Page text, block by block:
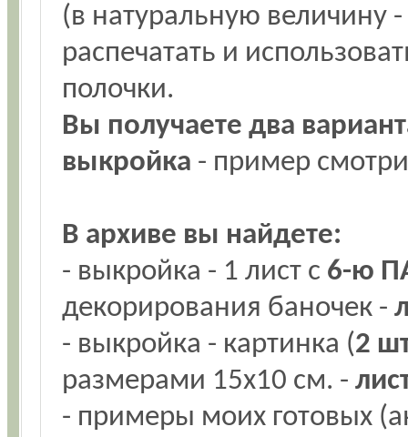
(в натуральную величину
распечатать и
полочки.
Вы получаете два
выкройка - пример
В архиве вы найдете:
- выкройка - 1 лист с 6-ю
декорирования баночек -
- выкройка - картинка (2
размерами 15х10 см. -
- примеры моих готовых